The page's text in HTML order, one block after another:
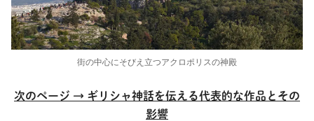
街の中心にそびえ立つアクロポリスの神殿
次のページ → ギリシャ神話を伝える代表的な作品とその
影響